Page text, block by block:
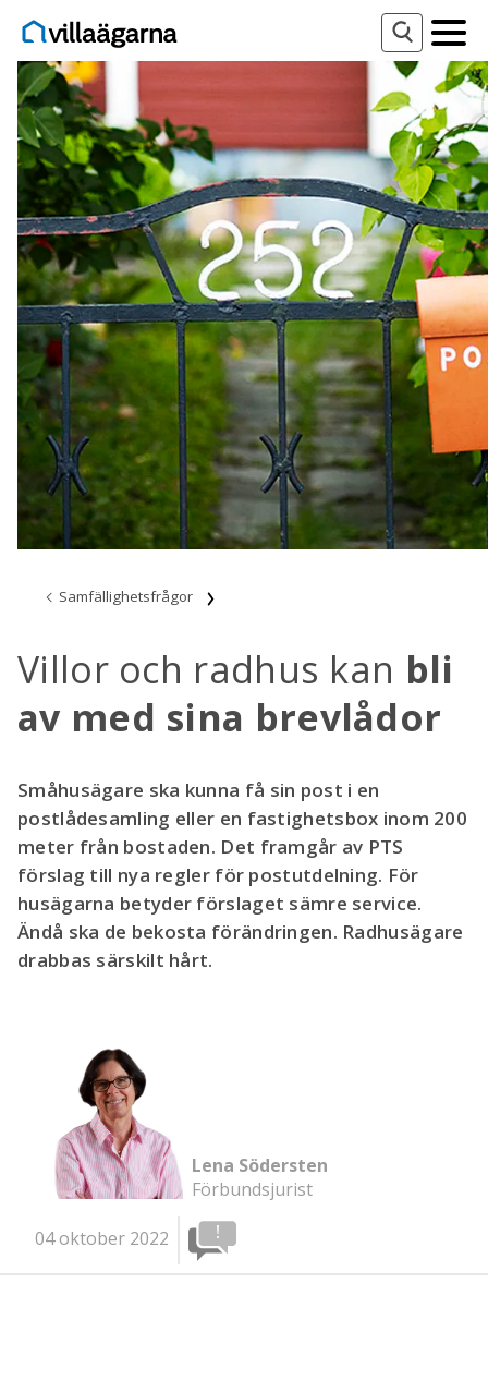
Samfällighetsfrågor
Villor och radhus kan bli
av med sina brevlådor
Småhusägare ska kunna få sin post i en
postlådesamling eller en fastighetsbox inom 200
meter från bostaden. Det framgår av PTS
förslag till nya regler för postutdelning. För
husägarna betyder förslaget sämre service.
Ändå ska de bekosta förändringen. Radhusägare
drabbas särskilt hårt.
Lena Södersten
Förbundsjurist
04 oktober 2022